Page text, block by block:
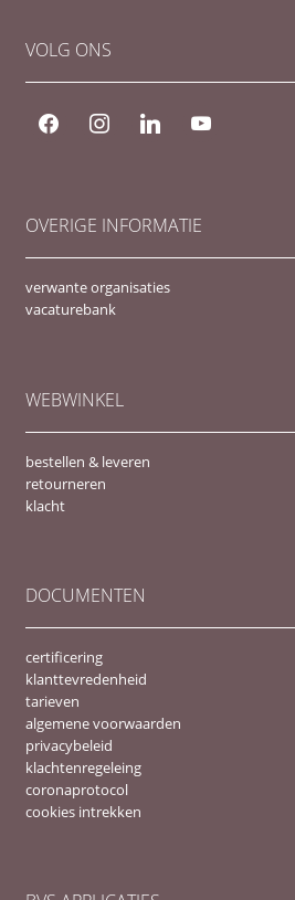
VOLG ONS
OVERIGE INFORMATIE
verwante organisaties
vacaturebank
WEBWINKEL
bestellen & leveren
retourneren
klacht
DOCUMENTEN
certificering
klanttevredenheid
tarieven
algemene voorwaarden
privacybeleid
klachtenregeleing
coronaprotocol
cookies intrekken